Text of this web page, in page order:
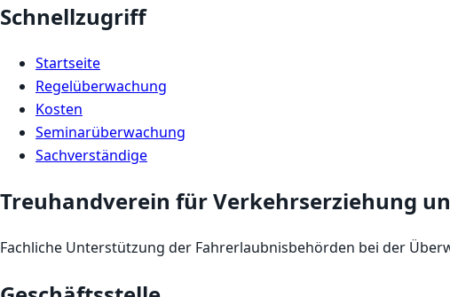
Schnellzugriff
Startseite
Regelüberwachung
Kosten
Seminarüberwachung
Sachverständige
Treuhandverein für Verkehrserziehung
Fachliche Unterstützung der Fahrerlaubnisbehörden bei der